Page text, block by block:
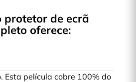
protetor de ecrã
oferece:
Esta película cobre 100% do